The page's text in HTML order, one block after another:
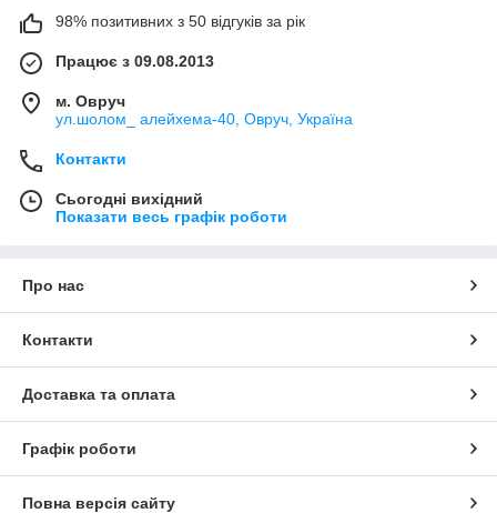
98% позитивних з 50 відгуків за рік
Працює з 09.08.2013
м. Овруч
ул.шолом_ алейхема-40, Овруч, Україна
Контакти
Сьогодні вихідний
Показати весь графік роботи
Про нас
Контакти
Доставка та оплата
Графік роботи
Повна версія сайту